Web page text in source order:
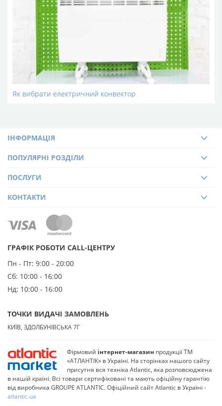
Як вибрати електричний конвектор
Фірмовий інтернет-магазин продукції ТМ
«АТЛАНТІК» в Україні. На сторінках нашого сайту
присутня вся техніка Atlantic, яка розповсюджена
в нашій країні. Всі товари сертифіковані та мають офіційну гарантію
від виробника GROUPE ATLANTIC. Офіційний сайт Atlantic в Україні -
atlantic.ua
ІНФОРМАЦІЯ
ПОПУЛЯРНІ РОЗДІЛИ
ПОСЛУГИ
ГРАФІК РОБОТИ CALL-ЦЕНТРУ
Пн - Пт: 9:00 - 20:00
Сб: 10:00 - 16:00
Нд: 10:00 - 16:00
ТОЧКИ ВИДАЧІ ЗАМОВЛЕНЬ
КИЇВ, ЗДОЛБУНІВСЬКА 7Г
КОНТАКТИ